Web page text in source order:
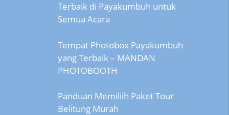
Terbaik di Payakumbuh untuk
Semua Acara
Tempat Photobox Payakumbuh
yang Terbaik – MANDAN
PHOTOBOOTH
Panduan Memiliih Paket Tour
Belitung Murah